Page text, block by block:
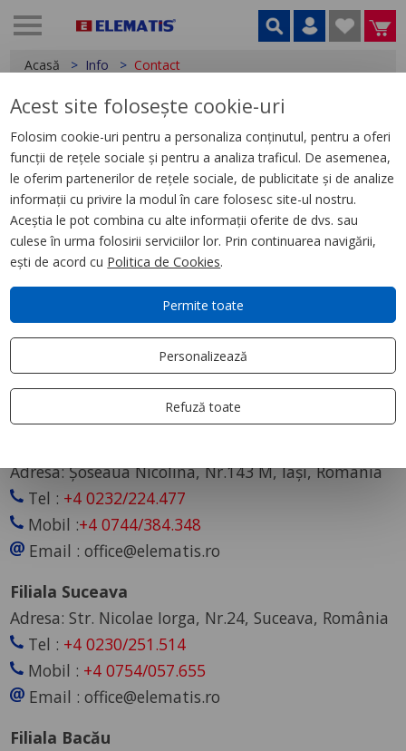
Acasă Info Contact
Prelucrarea datelor cu caracter personal
Date cu caracter personal
Despre noi
Cum comand?
Cum se livrează?
Cum returnez?
Informații stoc produse
Modalități de plată
Voucher
Cookies
Termeni și condiții
Contact
Adresa: Șoseaua Nicolina, Nr.143 M, Iași, România
Tel : +4 0232/224.477
Mobil :+4 0744/384.348
Email : office@elematis.ro
Filiala Suceava
Adresa: Str. Nicolae Iorga, Nr.24, Suceava, România
Tel : +4 0230/251.514
Mobil : +4 0754/057.655
Email : office@elematis.ro
Filiala Bacău
Acest site folosește cookie-uri
Folosim cookie-uri pentru a personaliza conținutul, pentru a oferi
funcții de rețele sociale și pentru a analiza traficul. De asemenea,
le oferim partenerilor de rețele sociale, de publicitate și de analize
informații cu privire la modul în care folosesc site-ul nostru.
Aceștia le pot combina cu alte informații oferite de dvs. sau
culese în urma folosirii serviciilor lor. Prin continuarea navigării,
ești de acord cu Politica de Cookies.
Permite toate
Personalizează
Refuză toate